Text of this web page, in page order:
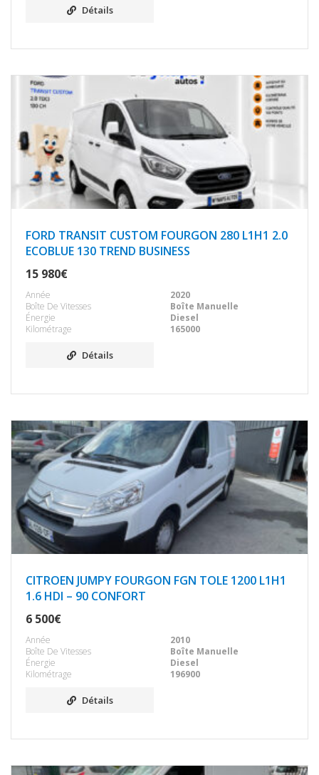
Détails
FORD TRANSIT CUSTOM FOURGON 280 L1H1 2.0
ECOBLUE 130 TREND BUSINESS
15 980€
Année
2020
Boîte De Vitesses
Boîte Manuelle
Énergie
Diesel
Kilométrage
165000
Détails
CITROEN JUMPY FOURGON FGN TOLE 1200 L1H1
1.6 HDI – 90 CONFORT
6 500€
Année
2010
Boîte De Vitesses
Boîte Manuelle
Énergie
Diesel
Kilométrage
196900
Détails